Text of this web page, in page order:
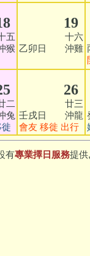
猴
19
十六
乙卯日 沖雞
兔
26
廿三
壬戌日 沖龍
會友 移徙 出行
有專業擇日服務提